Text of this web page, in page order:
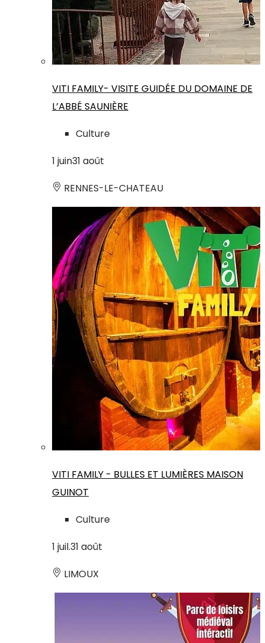
VITI FAMILY- VISITE GUIDÉE DU DOMAINE DE
L’ABBÉ SAUNIÈRE
Culture
1 juin31 août
RENNES-LE-CHATEAU
VITI FAMILY - BULLES ET LUMIÈRES MAISON
GUINOT
Culture
1 juil.31 août
LIMOUX